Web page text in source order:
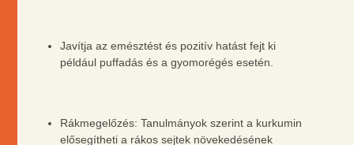
Javítja az emésztést és pozitív hatást fejt ki
például puffadás és a gyomorégés esetén.
Rákmegelőzés: Tanulmányok szerint a kurkumin
elősegítheti a rákos sejtek növekedésének